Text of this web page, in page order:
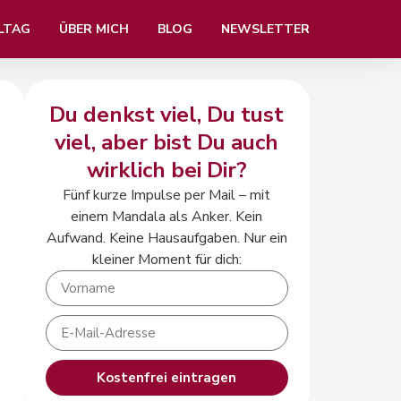
ÜBER MICH BLOG NEWSLETTER
Du denkst viel, Du tust
viel, aber bist Du auch
wirklich bei Dir?
Fünf kurze Impulse per Mail – mit
einem Mandala als Anker. Kein
Aufwand. Keine Hausaufgaben. Nur ein
kleiner Moment für dich:
Kostenfrei eintragen